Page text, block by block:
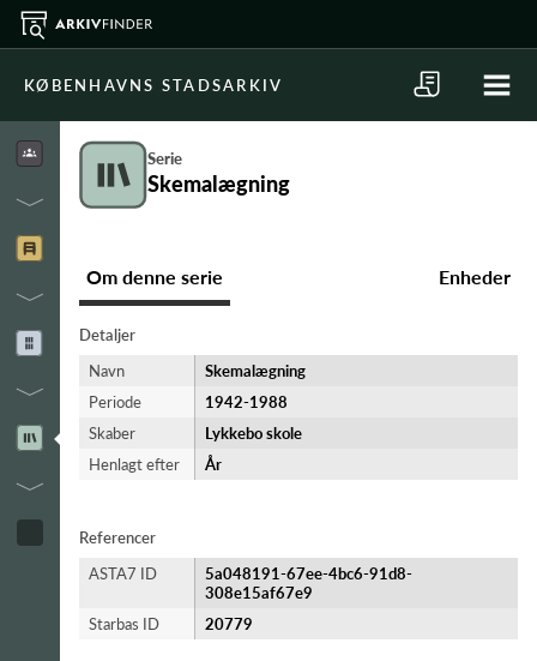
KØBENHAVNS STADSARKIV
Serie
Skemalægning
Om denne serie Enheder
Detaljer
Navn
Skemalægning
Periode
1942-​1988
Skaber
Lykkebo skole
Henlagt efter
År
Referencer
ASTA7 ID
5a048191-67ee-4bc6-91d8-
308e15af67e9
Starbas ID
20779